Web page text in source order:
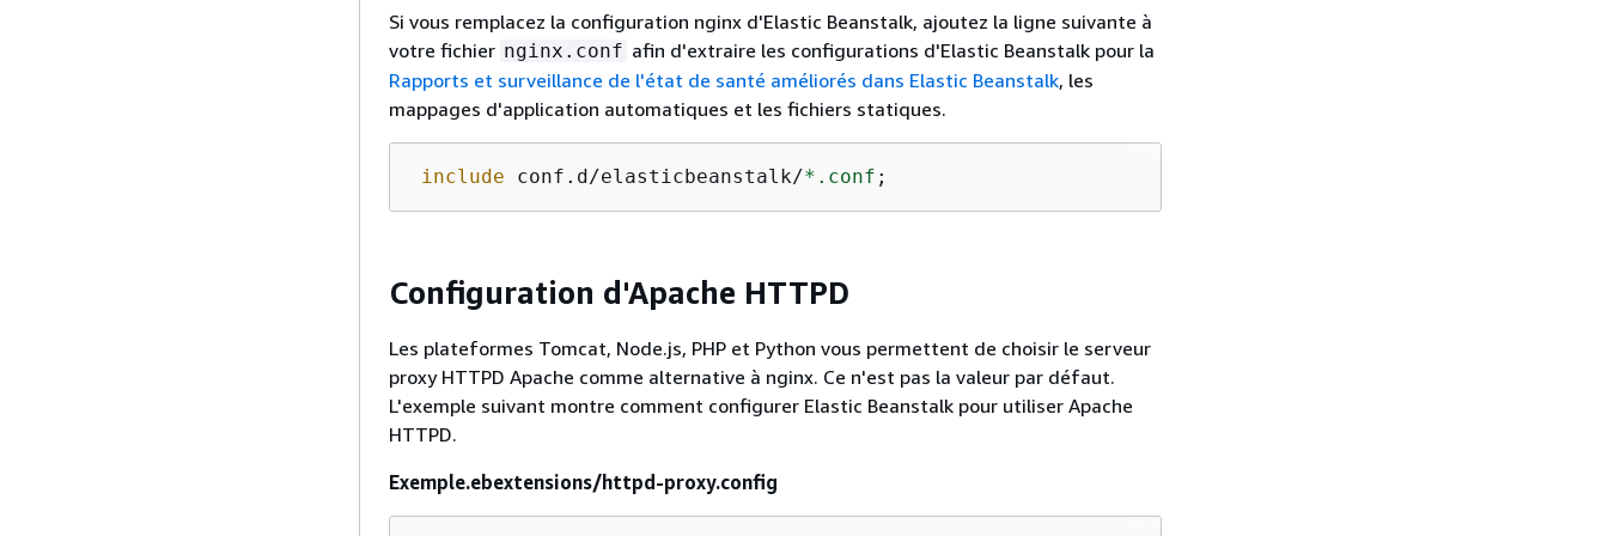
Si vous remplacez la configuration nginx d'Elastic Beanstalk, ajoutez la ligne suivante à
votre fichier nginx.conf afin d'extraire les configurations d'Elastic Beanstalk pour la
Rapports et surveillance de l'état de santé améliorés dans Elastic Beanstalk, les
mappages d'application automatiques et les fichiers statiques.
include conf.d/elasticbeanstalk/*.conf ;
Configuration d'Apache HTTPD
Les plateformes Tomcat, Node.js, PHP et Python vous permettent de choisir le serveur
proxy HTTPD Apache comme alternative à nginx. Ce n'est pas la valeur par défaut.
L'exemple suivant montre comment configurer Elastic Beanstalk pour utiliser Apache
HTTPD.
Exemple.ebextensions/httpd-proxy.config